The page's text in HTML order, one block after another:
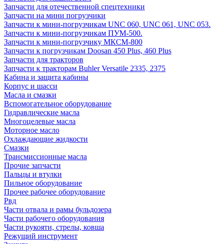
Запчасти для отечественной спецтехники
Запчасти на мини погрузчики
Запчасти к мини-погрузчикам UNC 060, UNC 061, UNC 053.
Запчасти к мини-погрузчикам ПУМ-500.
Запчасти к мини-погрузчику МКСМ-800
Запчасти к погрузчикам Doosan 450 Plus, 460 Plus
Запчасти для тракторов
Запчасти к тракторам Buhler Versatile 2335, 2375
Кабина и защита кабины
Корпус и шасси
Масла и смазки
Вспомогательное оборудование
Гидравлические масла
Многоцелевые масла
Моторное масло
Охлаждающие жидкости
Смазки
Трансмиссионные масла
Прочие запчасти
Пальцы и втулки
Пильное оборудование
Прочее рабочее оборудование
Рвд
Части отвала и рамы бульдозера
Части рабочего оборудования
Части рукояти, стрелы, ковша
Режущий инструмент